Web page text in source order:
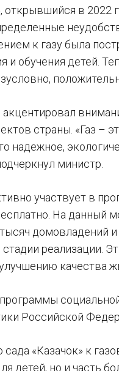
открывшийся в
к газу была
и обучения детей.
страны. «Газ –
надежное,
министр.
участвует в
На данный
домовладений
стадии реализации.
качества
Российской
«Казачок» к
детей, но и часть